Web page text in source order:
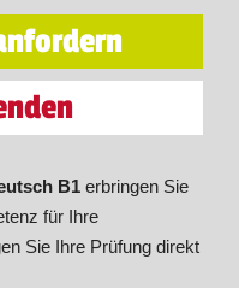
B1 erbringen Sie
für Ihre
Sie Ihre Prüfung direkt